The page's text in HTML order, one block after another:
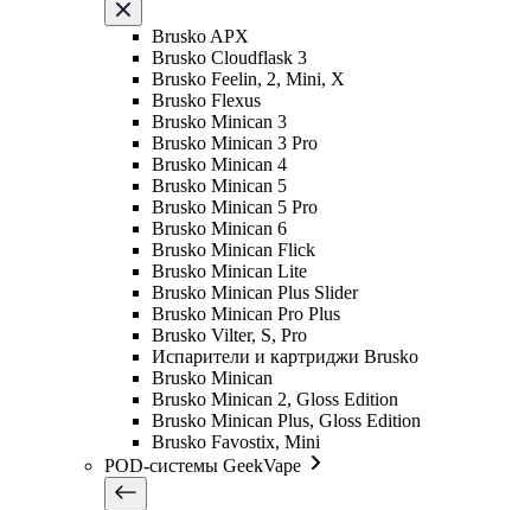
Brusko APX
Brusko Cloudflask 3
Brusko Feelin, 2, Mini, X
Brusko Flexus
Brusko Minican 3
Brusko Minican 3 Pro
Brusko Minican 4
Brusko Minican 5
Brusko Minican 5 Pro
Brusko Minican 6
Brusko Minican Flick
Brusko Minican Lite
Brusko Minican Plus Slider
Brusko Minican Pro Plus
Brusko Vilter, S, Pro
Испарители и картриджи Brusko
Brusko Minican
Brusko Minican 2, Gloss Edition
Brusko Minican Plus, Gloss Edition
Brusko Favostix, Mini
POD-системы GeekVape